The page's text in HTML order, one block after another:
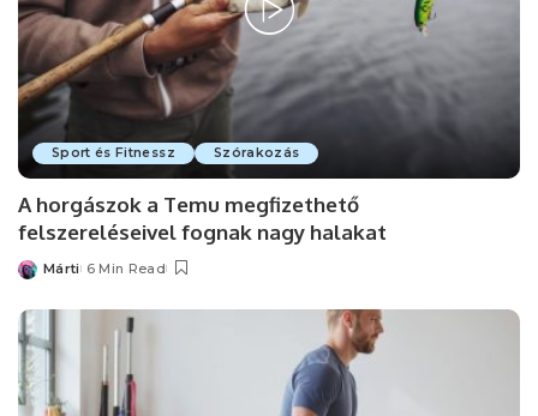
Sport és Fitnessz Szórakozás
A horgászok a Temu megfizethető
felszereléseivel fognak nagy halakat
Posted
Márti 6 Min Read